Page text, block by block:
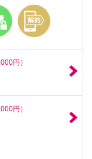
円）
円）